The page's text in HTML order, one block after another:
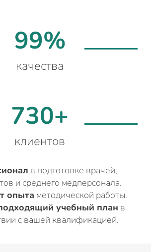
99%
качества
730+
клиентов
в подготовке врачей,
и среднего медперсонала.
опыта методической работы.
учебный план в
с вашей квалификацией.